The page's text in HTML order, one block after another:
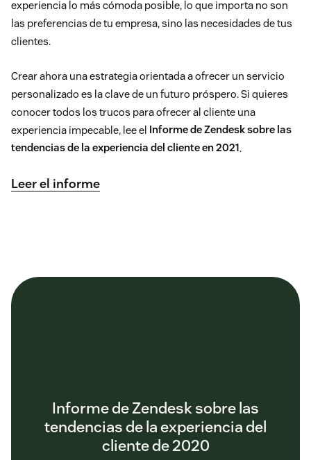
experiencia lo más cómoda posible, lo que importa no son
las preferencias de tu empresa, sino las necesidades de tus
clientes.
Crear ahora una estrategia orientada a ofrecer un servicio
personalizado es la clave de un futuro próspero. Si quieres
conocer todos los trucos para ofrecer al cliente una
experiencia impecable, lee el Informe de Zendesk sobre las
tendencias de la experiencia del cliente en 2021.
Leer el informe
Informe de Zendesk sobre las
tendencias de la experiencia del
cliente de 2020